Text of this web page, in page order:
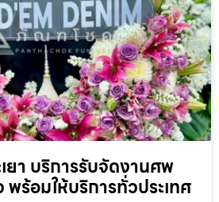
ยา บริการรับจัดงานศพ
พร้อมให้บริการทั่วประเทศ